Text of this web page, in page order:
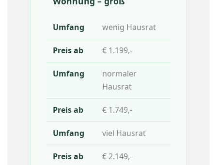
wenig Hausrat
€ 1.199,-
normaler
Hausrat
€ 1.749,-
viel Hausrat
€ 2.149,-